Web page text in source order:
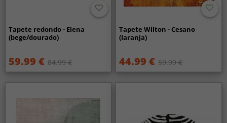
Tapete redondo - Elena
(bege/dourado)
59.99 € 84.99 €
Tapete Wilton - Cesano
(laranja)
44.99 € 59.99 €